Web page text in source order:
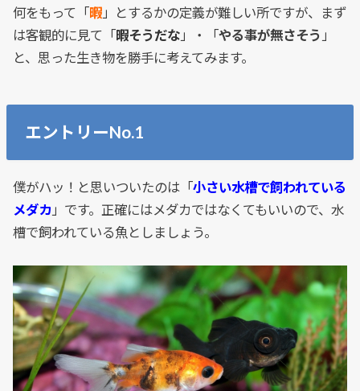
何をもって「暇」とするかの定義が難しい所ですが、まず
は客観的に見て「暇そうだな」・「やる事が無さそう 」
と、思った生き物を勝手に考えてみます。
エントリーNo.1
僕がハッ！と思いついたのは「小さい水槽で飼われている
メダカ」です。正確にはメダカではなくてもいいので、水
槽で飼われている魚としましょう。